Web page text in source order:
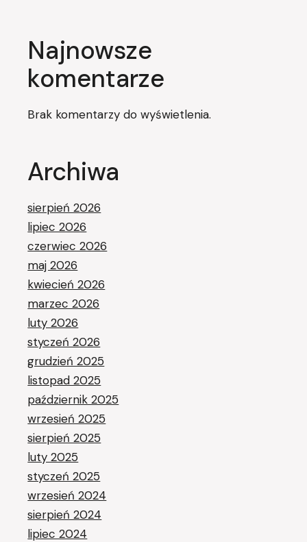
Najnowsze
komentarze
Brak komentarzy do wyświetlenia.
Archiwa
sierpień 2026
lipiec 2026
czerwiec 2026
maj 2026
kwiecień 2026
marzec 2026
luty 2026
styczeń 2026
grudzień 2025
listopad 2025
październik 2025
wrzesień 2025
sierpień 2025
luty 2025
styczeń 2025
wrzesień 2024
sierpień 2024
lipiec 2024